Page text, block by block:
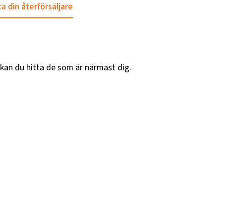
din återförsäljare
du hitta de som är närmast dig.